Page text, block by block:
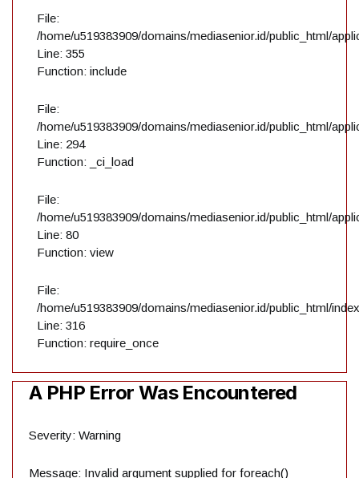
File:
/home/u519383909/domains/mediasenior.id/public_html/
Line: 355
Function: include
File:
/home/u519383909/domains/mediasenior.id/public_html/
Line: 294
Function: _ci_load
File:
/home/u519383909/domains/mediasenior.id/public_html/
Line: 80
Function: view
File:
/home/u519383909/domains/mediasenior.id/public_html/
Line: 316
Function: require_once
A PHP Error Was Encountered
Severity: Warning
Message: Invalid argument supplied for foreach()